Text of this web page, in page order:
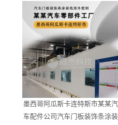
墨西哥阿瓜斯卡连特斯市某某汽
车配件公司汽车门板装饰条涂装